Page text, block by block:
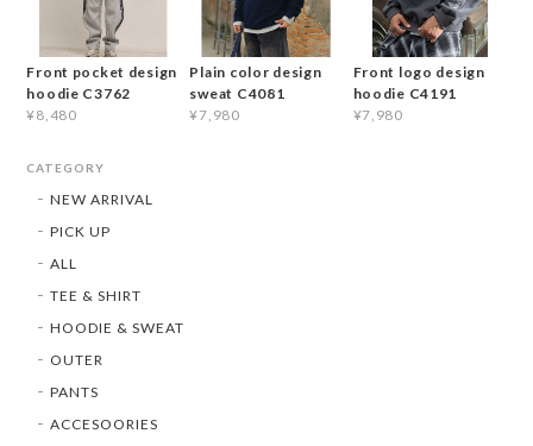
Front pocket design
hoodie C3762
¥8,480
Plain color design
sweat C4081
¥7,980
Front logo design
hoodie C4191
¥7,980
CATEGORY
NEW ARRIVAL
PICK UP
ALL
TEE & SHIRT
HOODIE & SWEAT
OUTER
PANTS
ACCESOORIES